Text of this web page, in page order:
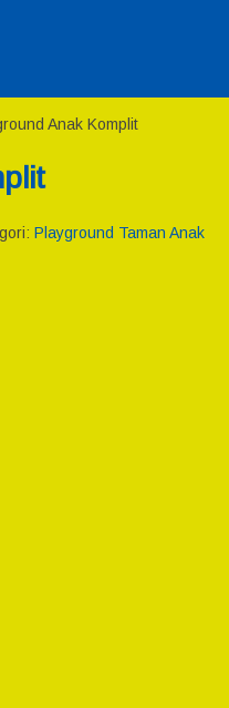
Anak Komplit
Playground Taman Anak